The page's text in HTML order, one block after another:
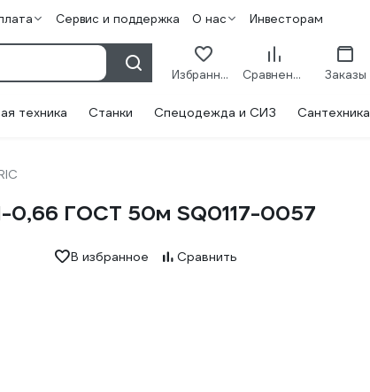
Сервис и поддержка О нас Инвесторам
Избранное Сравнение Заказы
техника Станки Спецодежда и СИЗ Сантехника
0,66 ГОСТ 50м SQ0117-0057
В избранное Сравнить